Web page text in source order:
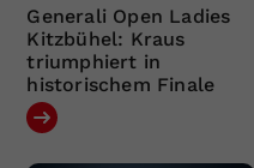
Generali Open Ladies
Kitzbühel: Kraus
triumphiert in
historischem Finale